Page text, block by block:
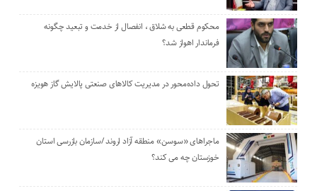
محکوم قطعی به شلاق ، انفصال از خدمت و تبعید چگونه
فرماندار اهواز شد؟
تحول داده‌محور در مدیریت کالاهای صنعتی پالایش گاز هویزه
ماجراهای «سوسن» منطقه آزاد اروند /سازمان بازرسی استان
خوزستان چه می کند؟